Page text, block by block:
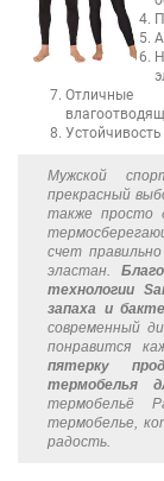
Отличные
Мужской
прекрасный
также просто
счет
эластан.
технологии
запаха и
современный
понравится
пятерку
термобелья
термобельё
термобелье,
радость.